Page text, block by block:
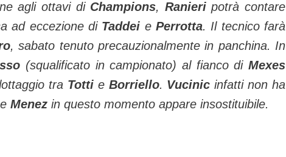
agli ottavi di Champions, Ranieripotrà contare
ad eccezione di Taddei e Perrotta. Il tecnico farà
, sabato tenuto precauzionalmente in panchina. In
(squalificato in campionato) al fianco diMexes
tra Totti e Borriello. Vucinicinfatti non ha
Menez in questo momento appare insostituibile.